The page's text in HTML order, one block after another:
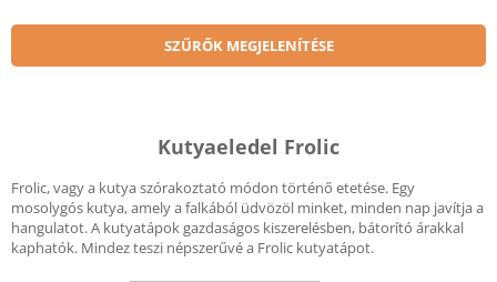
SZŰRŐK MEGJELENÍTÉSE
Kutyaeledel Frolic
Frolic, vagy a kutya szórakoztató módon történő etetése. Egy
mosolygós kutya, amely a falkából üdvözöl minket, minden nap javítja a
hangulatot. A kutyatápok gazdaságos kiszerelésben, bátorító árakkal
kaphatók. Mindez teszi népszerűvé a Frolic kutyatápot.